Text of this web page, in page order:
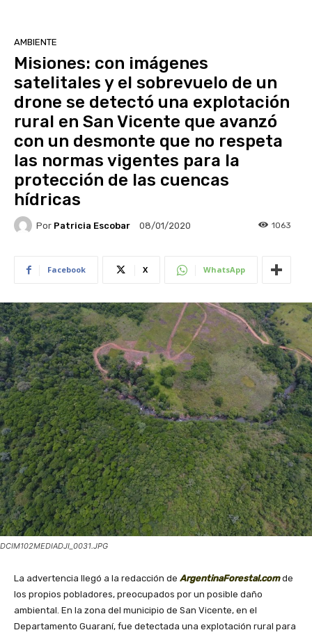
AMBIENTE
Misiones: con imágenes
satelitales y el sobrevuelo de un
drone se detectó una explotación
rural en San Vicente que avanzó
con un desmonte que no respeta
las normas vigentes para la
protección de las cuencas
hídricas
Por Patricia Escobar 08/01/2020 1063
Facebook X WhatsApp
DCIM102MEDIADJI_0031.JPG
La advertencia llegó a la redacción de ArgentinaForestal.comde
los propios pobladores, preocupados por un posible daño
ambiental. En la zona del municipio de San Vicente, en el
Departamento Guaraní, fue detectada una explotación rural para